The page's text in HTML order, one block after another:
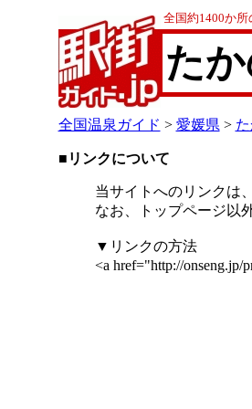
全国約1400か
た
全国温泉ガイド > 愛媛県 >
■リンクについて
当サイトへのリンクは
なお、トップページ以
▼リンクの方法
<a href="http://